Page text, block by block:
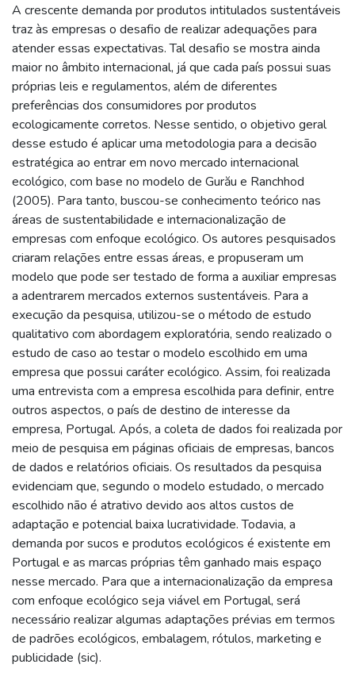
A crescente demanda por produtos intitulados sustentáveis
traz às empresas o desafio de realizar adequações para
atender essas expectativas. Tal desafio se mostra ainda
maior no âmbito internacional, já que cada país possui suas
próprias leis e regulamentos, além de diferentes
preferências dos consumidores por produtos
ecologicamente corretos. Nesse sentido, o objetivo geral
desse estudo é aplicar uma metodologia para a decisão
estratégica ao entrar em novo mercado internacional
ecológico, com base no modelo de Gurău e Ranchhod
(2005). Para tanto, buscou-se conhecimento teórico nas
áreas de sustentabilidade e internacionalização de
empresas com enfoque ecológico. Os autores pesquisados
criaram relações entre essas áreas, e propuseram um
modelo que pode ser testado de forma a auxiliar empresas
a adentrarem mercados externos sustentáveis. Para a
execução da pesquisa, utilizou-se o método de estudo
qualitativo com abordagem exploratória, sendo realizado o
estudo de caso ao testar o modelo escolhido em uma
empresa que possui caráter ecológico. Assim, foi realizada
uma entrevista com a empresa escolhida para definir, entre
outros aspectos, o país de destino de interesse da
empresa, Portugal. Após, a coleta de dados foi realizada por
meio de pesquisa em páginas oficiais de empresas, bancos
de dados e relatórios oficiais. Os resultados da pesquisa
evidenciam que, segundo o modelo estudado, o mercado
escolhido não é atrativo devido aos altos custos de
adaptação e potencial baixa lucratividade. Todavia, a
demanda por sucos e produtos ecológicos é existente em
Portugal e as marcas próprias têm ganhado mais espaço
nesse mercado. Para que a internacionalização da empresa
com enfoque ecológico seja viável em Portugal, será
necessário realizar algumas adaptações prévias em termos
de padrões ecológicos, embalagem, rótulos, marketing e
publicidade (sic).